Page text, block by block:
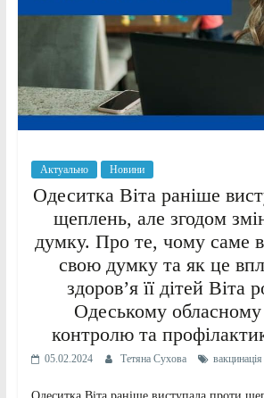
Актуально Новини
Одеситка Віта раніше
щеплень, але згодом
думку. Про те, чому саме
свою думку та як це
здоров’я її дітей Віта
Одеському
контролю та
05.02.2024 Тетяна Сухова вакцинація